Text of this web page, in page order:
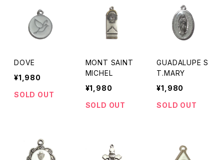
DOVE
¥1,980
SOLD OUT
MONT SAINT
MICHEL
¥1,980
SOLD OUT
GUADALUPE S
T.MARY
¥1,980
SOLD OUT